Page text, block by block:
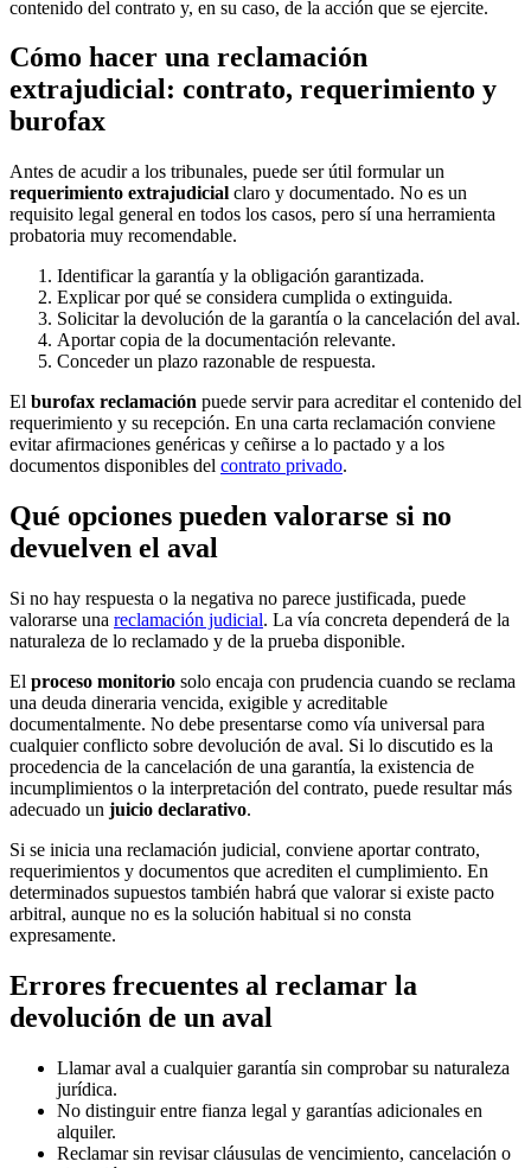
contenido del contrato y, en su caso, de la acción que se ejercite.
Cómo hacer una reclamación
extrajudicial: contrato, requerimiento y
burofax
Antes de acudir a los tribunales, puede ser útil formular un
requerimiento extrajudicial claro y documentado. No es un
requisito legal general en todos los casos, pero sí una herramienta
probatoria muy recomendable.
Identificar la garantía y la obligación garantizada.
Explicar por qué se considera cumplida o extinguida.
Solicitar la devolución de la garantía o la cancelación del aval.
Aportar copia de la documentación relevante.
Conceder un plazo razonable de respuesta.
El burofax reclamación puede servir para acreditar el contenido del
requerimiento y su recepción. En una carta reclamación conviene
evitar afirmaciones genéricas y ceñirse a lo pactado y a los
documentos disponibles del contrato privado.
Qué opciones pueden valorarse si no
devuelven el aval
Si no hay respuesta o la negativa no parece justificada, puede
valorarse una reclamación judicial. La vía concreta dependerá de la
naturaleza de lo reclamado y de la prueba disponible.
El proceso monitorio solo encaja con prudencia cuando se reclama
una deuda dineraria vencida, exigible y acreditable
documentalmente. No debe presentarse como vía universal para
cualquier conflicto sobre devolución de aval. Si lo discutido es la
procedencia de la cancelación de una garantía, la existencia de
incumplimientos o la interpretación del contrato, puede resultar más
adecuado un juicio declarativo.
Si se inicia una reclamación judicial, conviene aportar contrato,
requerimientos y documentos que acrediten el cumplimiento. En
determinados supuestos también habrá que valorar si existe pacto
arbitral, aunque no es la solución habitual si no consta
expresamente.
Errores frecuentes al reclamar la
devolución de un aval
Llamar aval a cualquier garantía sin comprobar su naturaleza
jurídica.
No distinguir entre fianza legal y garantías adicionales en
alquiler.
Reclamar sin revisar cláusulas de vencimiento, cancelación o